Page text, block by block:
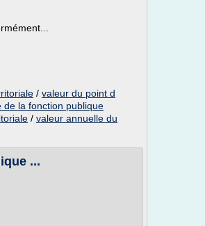
/ valeur du point d
de la fonction publique
/ valeur annuelle du
...